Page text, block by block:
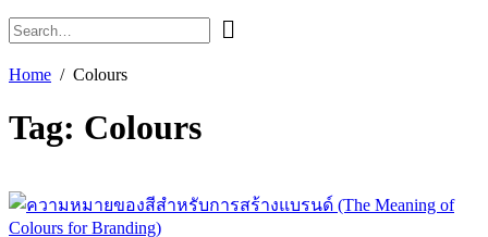
Home Colours
Tag: Colours